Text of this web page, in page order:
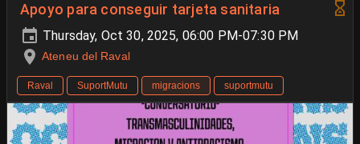
Apoyo para conseguir tarjeta sanitaria
Thursday, Oct 30, 2025, 06:00 PM-07:30 PM
Ateneu del Raval
Raval SuportMutu migracions suportmutu